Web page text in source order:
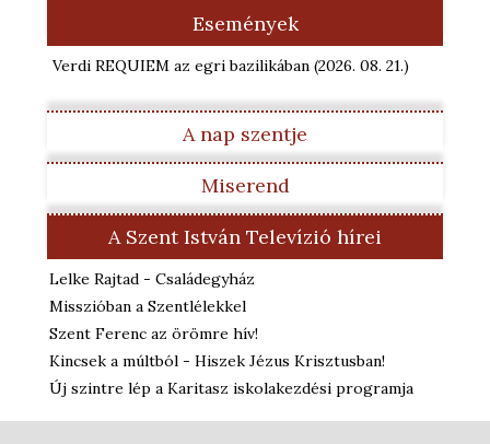
Események
Verdi REQUIEM az egri bazilikában (2026. 08. 21.)
A nap szentje
Miserend
A Szent István Televízió hírei
Lelke Rajtad - Családegyház
Misszióban a Szentlélekkel
Szent Ferenc az örömre hív!
Kincsek a múltból - Hiszek Jézus Krisztusban!
Új szintre lép a Karitasz iskolakezdési programja